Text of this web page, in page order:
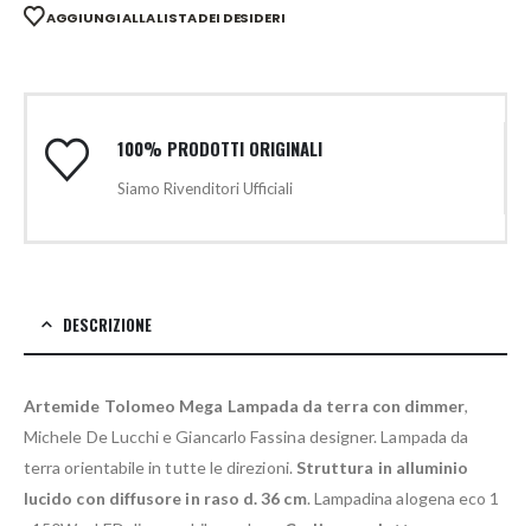
AGGIUNGI ALLA LISTA DEI DESIDERI
100% PRODOTTI ORIGINALI
Siamo Rivenditori Ufficiali
DESCRIZIONE
Artemide Tolomeo Mega Lampada da terra con dimmer,
Michele De Lucchi e Giancarlo Fassina designer. Lampada da
terra orientabile in tutte le direzioni. Struttura in alluminio
lucido con diffusore in raso d. 36 cm. Lampadina alogena eco 1